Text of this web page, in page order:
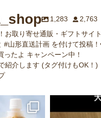
1,283
2,763
お取り寄せ通販・ギフトサイ
#山形直送計画 を付けて投稿
たよ キャンペーン中！
紹介します (タグ付けもOK！)